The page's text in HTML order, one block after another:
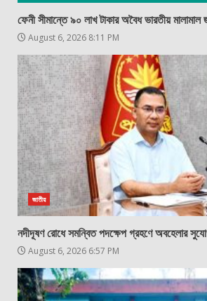
ফেনী সীমান্তে ৯০ লাখ টাকার অবৈধ ভারতীয় মালামাল
August 6, 2026 8:11 PM
জাতীয়
নদীদূষণ রোধে সমন্বিত পদক্ষেপ গ্রহণে অবহেলার
August 6, 2026 6:57 PM